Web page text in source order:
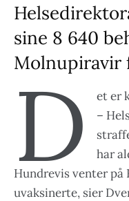
sine 8 640
Molnupiravir
D
et er
–
har
Hundrevis venter på
uvaksinerte, sier